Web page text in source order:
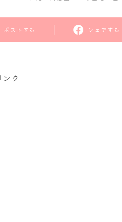
ポストする シェアする
ク